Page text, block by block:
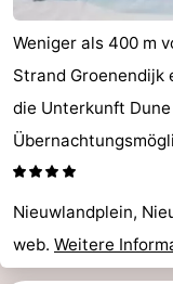
(mit
Frühstück)
Lastminutes
Strand
Sehen
tun
Museen
-
Denkmäler
-
Weniger als 400 m
Strand
die Unterkunft
Nieuwlandplein,
web. Weitere